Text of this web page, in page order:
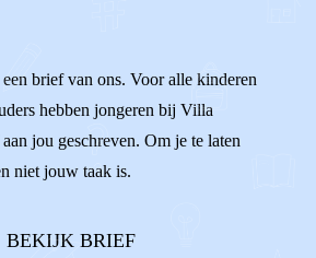
VERHUIZEN ALLEEN
brief van ons. Voor alle kinderen
hebben jongeren bij Villa
jou geschreven. Om je te laten
niet jouw taak is.
BEKIJK BRIEF